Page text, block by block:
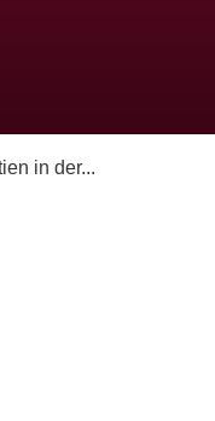
in der...